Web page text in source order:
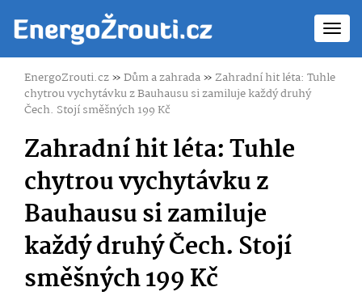
EnergoZrouti.cz»Dům a zahrada»Zahradní hit léta: Tuhle
chytrou vychytávku z Bauhausu si zamiluje každý druhý
Čech. Stojí směšných 199 Kč
Zahradní hit léta: Tuhle
chytrou vychytávku z
Bauhausu si zamiluje
každý druhý Čech. Stojí
směšných 199 Kč